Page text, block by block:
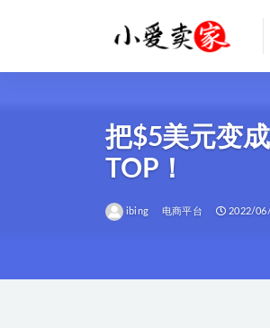
把$5美元变
TOP！
ibing 电商平台 2022/